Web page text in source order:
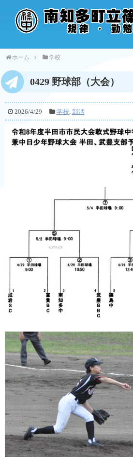
ホーム 学校
0429 野球部（大会）
2026/4/29 学校, 部活